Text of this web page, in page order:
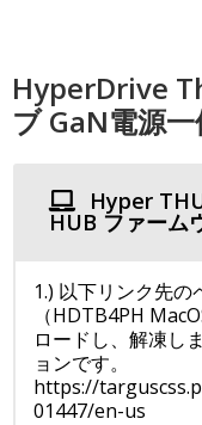
HyperDrive
ブ GaN電源
Hyper
HUB ファーム
1.) 以下リンク先の
（HDTB4PH
ロードし、解凍し
ョンです。
https://
01447/en-us